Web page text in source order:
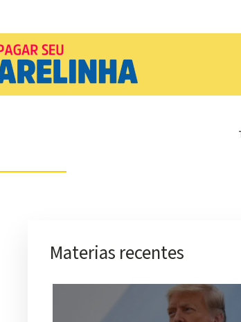
Materias recentes